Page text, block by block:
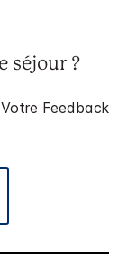
séjour ?
Feedback